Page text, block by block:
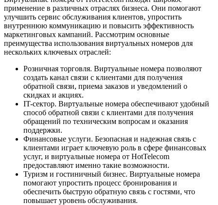
применение в различных отраслях бизнеса. Они помогают
улучшить сервис обслуживания клиентов, упростить
внутреннюю коммуникацию и повысить эффективность
маркетинговых кампаний. Рассмотрим основные
преимущества использования виртуальных номеров для
нескольких ключевых отраслей:
Розничная торговля. Виртуальные номера позволяют
создать канал связи с клиентами для получения
обратной связи, приема заказов и уведомлений о
скидках и акциях.
IT-сектор. Виртуальные номера обеспечивают удобный
способ обратной связи с клиентами для получения
обращений по техническим вопросам и оказания
поддержки.
Финансовые услуги. Безопасная и надежная связь с
клиентами играет ключевую роль в сфере финансовых
услуг, и виртуальные номера от HotTelecom
предоставляют именно такие возможности.
Туризм и гостиничный бизнес. Виртуальные номера
помогают упростить процесс бронирования и
обеспечить быструю обратную связь с гостями, что
повышает уровень обслуживания.